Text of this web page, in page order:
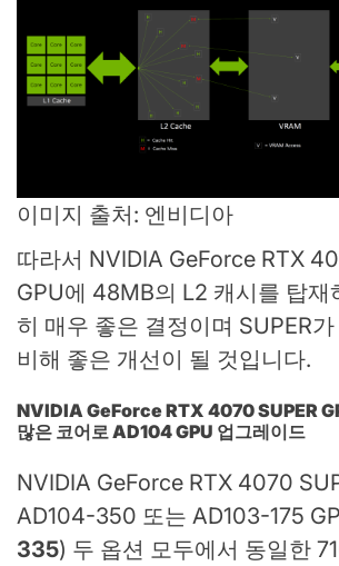
이미지 출처: 엔비디아
따라서 NVIDIA GeForce RTX
GPU에 48MB의 L2 캐시를 탑재
히 매우 좋은 결정이며 SUPER가
비해 좋은 개선이 될 것입니다.
NVIDIA GeForce RTX 4070 SUPER
많은 코어로 AD104 GPU 업그레이드
NVIDIA GeForce RTX 4070
AD104-350 또는 AD103-175
335) 두 옵션 모두에서 동일한